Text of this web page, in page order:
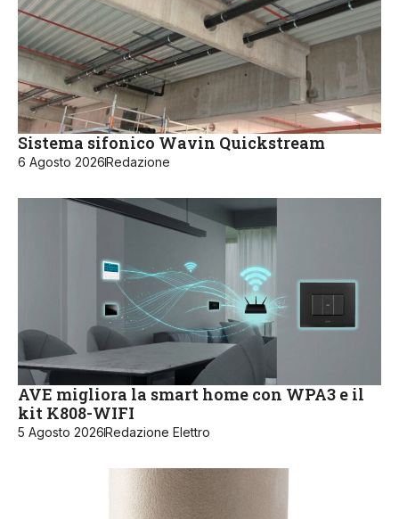
Sistema sifonico Wavin Quickstream
6 Agosto 2026Redazione
AVE migliora la smart home con WPA3 e il
kit K808-WIFI
5 Agosto 2026Redazione Elettro